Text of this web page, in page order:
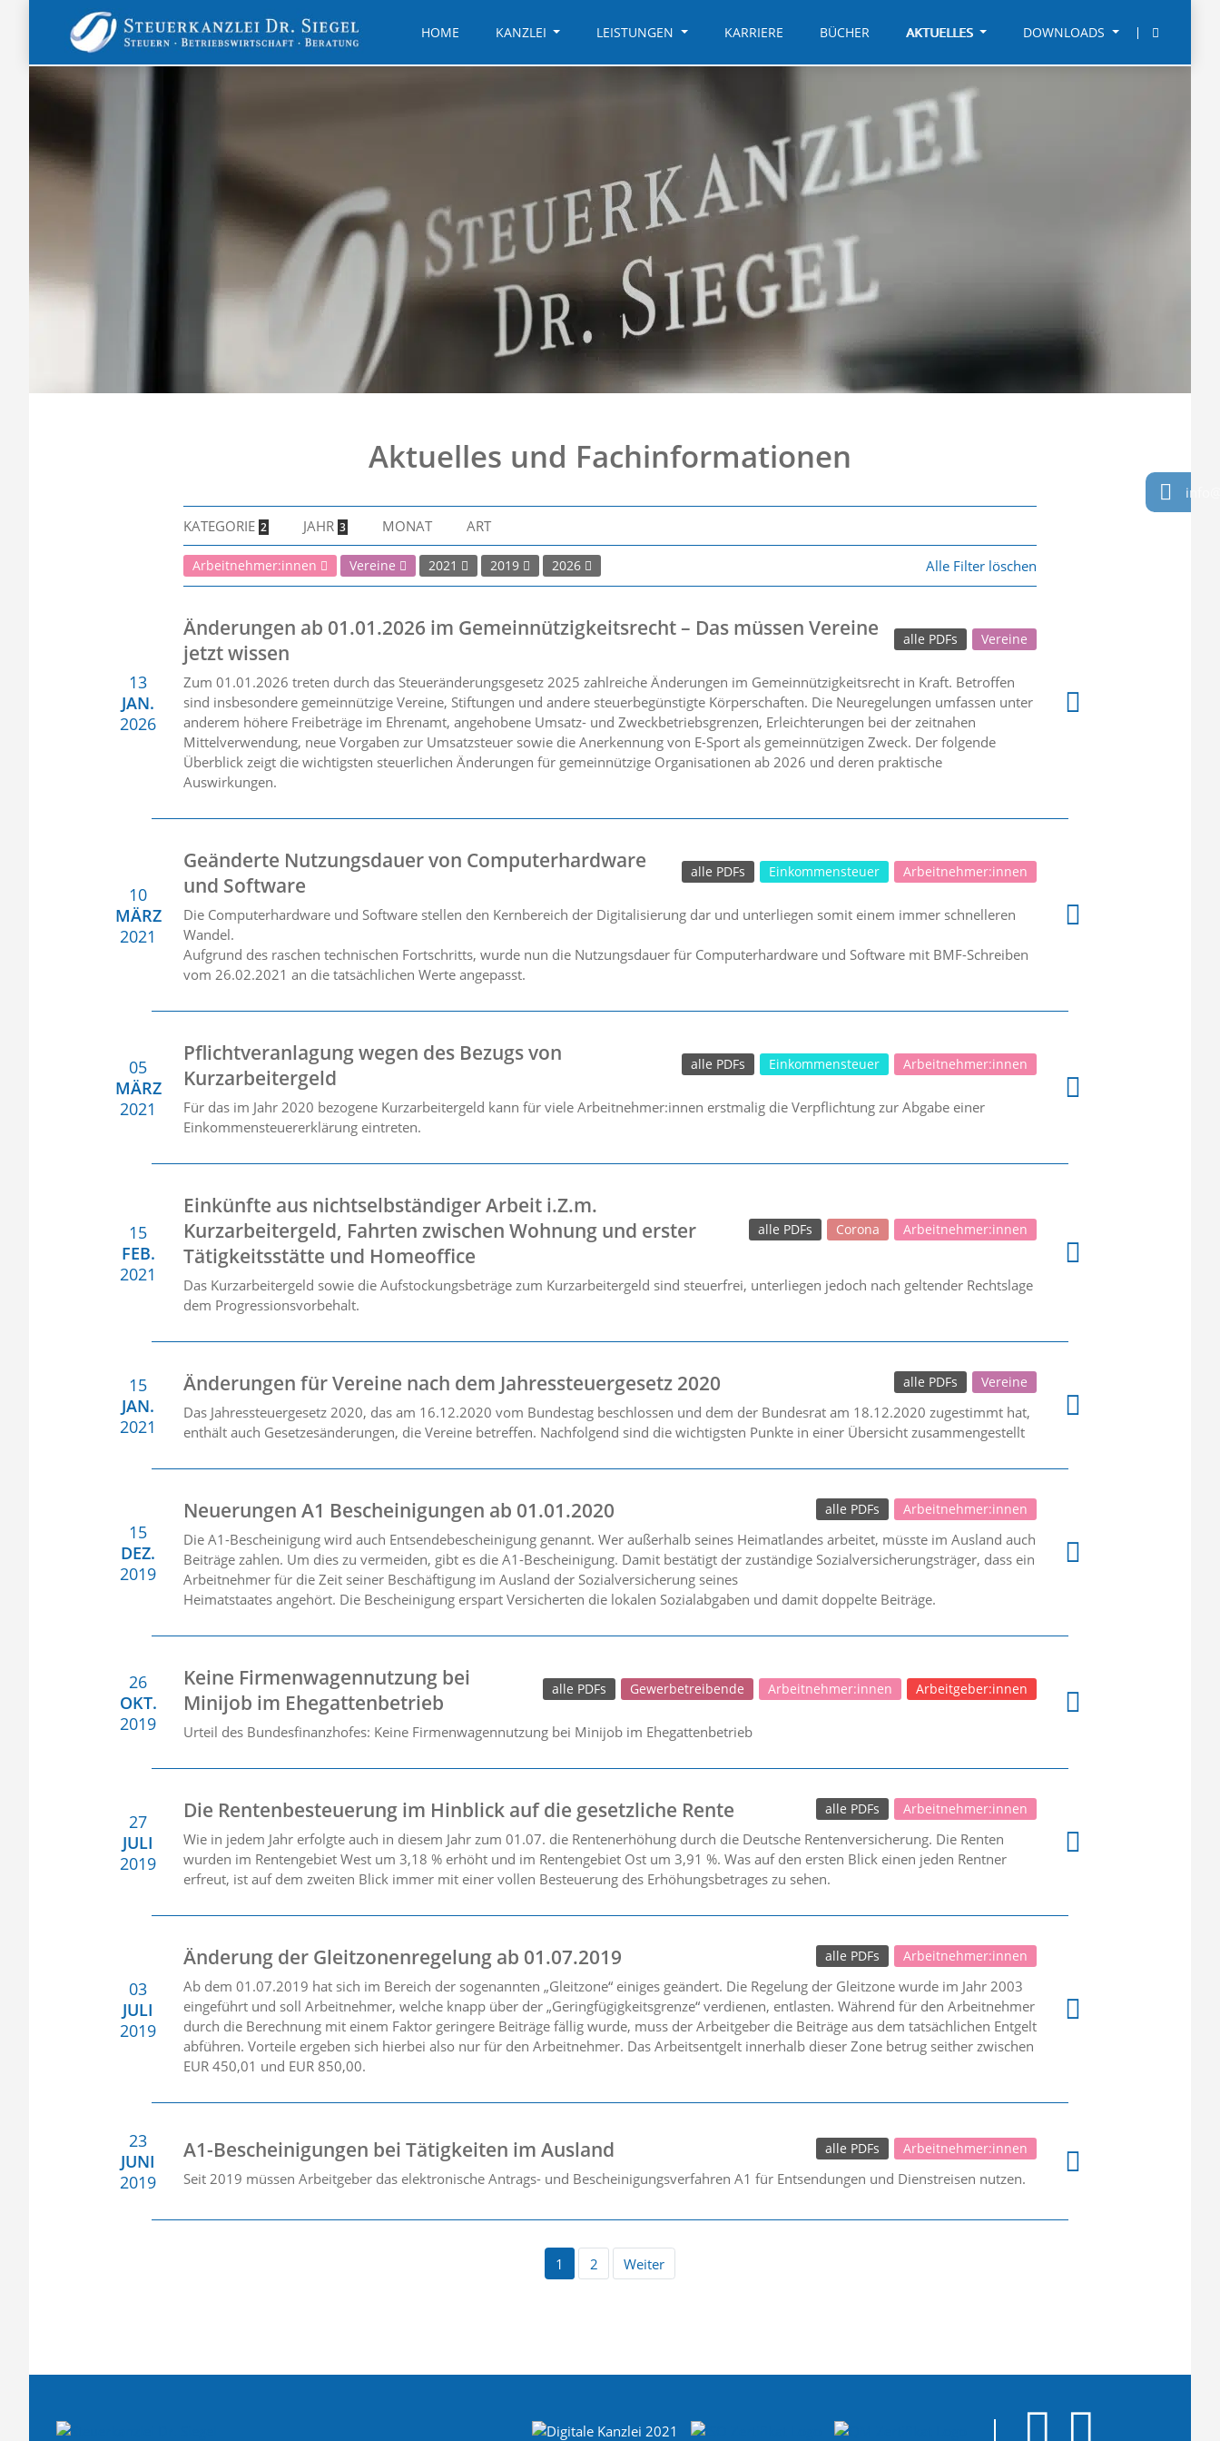
HOME KANZLEI LEISTUNGEN KARRIERE BÜCHER AKTUELLES DOWNLOADS
Aktuelles und Fachinformationen
KATEGORIE 2 JAHR 3 MONAT ART
Arbeitnehmer:innen Vereine 2021 2019 2026 Alle Filter löschen
13
JAN.
2026
Änderungen ab 01.01.2026 im Gemeinnützigkeitsrecht – Das müssen Vereine
jetzt wissen
Vereine
alle PDFs
Zum 01.01.2026 treten durch das Steueränderungsgesetz 2025 zahlreiche Änderungen im Gemeinnützigkeitsrecht in Kraft. Betroffen
sind insbesondere gemeinnützige Vereine, Stiftungen und andere steuerbegünstigte Körperschaften. Die Neuregelungen umfassen unter
anderem höhere Freibeträge im Ehrenamt, angehobene Umsatz- und Zweckbetriebsgrenzen, Erleichterungen bei der zeitnahen
Mittelverwendung, neue Vorgaben zur Umsatzsteuer sowie die Anerkennung von E-Sport als gemeinnützigen Zweck. Der folgende
Überblick zeigt die wichtigsten steuerlichen Änderungen für gemeinnützige Organisationen ab 2026 und deren praktische
Auswirkungen.
10
MÄRZ
2021
Geänderte Nutzungsdauer von Computerhardware
und Software
Arbeitnehmer:innen
Einkommensteuer
alle PDFs
Die Computerhardware und Software stellen den Kernbereich der Digitalisierung dar und unterliegen somit einem immer schnelleren
Wandel.
Aufgrund des raschen technischen Fortschritts, wurde nun die Nutzungsdauer für Computerhardware und Software mit BMF-Schreiben
vom 26.02.2021 an die tatsächlichen Werte angepasst.
05
MÄRZ
2021
Pflichtveranlagung wegen des Bezugs von
Kurzarbeitergeld
Arbeitnehmer:innen
Einkommensteuer
alle PDFs
Für das im Jahr 2020 bezogene Kurzarbeitergeld kann für viele Arbeitnehmer:innen erstmalig die Verpflichtung zur Abgabe einer
Einkommensteuererklärung eintreten.
15
FEB.
2021
Einkünfte aus nichtselbständiger Arbeit i.Z.m.
Kurzarbeitergeld, Fahrten zwischen Wohnung und erster
Tätigkeitsstätte und Homeoffice
Arbeitnehmer:innen
Corona
alle PDFs
Das Kurzarbeitergeld sowie die Aufstockungsbeträge zum Kurzarbeitergeld sind steuerfrei, unterliegen jedoch nach geltender Rechtslage
dem Progressionsvorbehalt.
15
JAN.
2021
Änderungen für Vereine nach dem Jahressteuergesetz 2020 Vereine
alle PDFs
Das Jahressteuergesetz 2020, das am 16.12.2020 vom Bundestag beschlossen und dem der Bundesrat am 18.12.2020 zugestimmt hat,
enthält auch Gesetzesänderungen, die Vereine betreffen. Nachfolgend sind die wichtigsten Punkte in einer Übersicht zusammengestellt
15
DEZ.
2019
Neuerungen A1 Bescheinigungen ab 01.01.2020 Arbeitnehmer:innen
alle PDFs
Die A1-Bescheinigung wird auch Entsendebescheinigung genannt. Wer außerhalb seines Heimatlandes arbeitet, müsste im Ausland auch
Beiträge zahlen. Um dies zu vermeiden, gibt es die A1-Bescheinigung. Damit bestätigt der zuständige Sozialversicherungsträger, dass ein
Arbeitnehmer für die Zeit seiner Beschäftigung im Ausland der Sozialversicherung seines
Heimatstaates angehört. Die Bescheinigung erspart Versicherten die lokalen Sozialabgaben und damit doppelte Beiträge.
26
OKT.
2019
Keine Firmenwagennutzung bei
Minijob im Ehegattenbetrieb
Arbeitgeber:innen
Arbeitnehmer:innen
Gewerbetreibende
alle PDFs
Urteil des Bundesfinanzhofes: Keine Firmenwagennutzung bei Minijob im Ehegattenbetrieb
27
JULI
2019
Die Rentenbesteuerung im Hinblick auf die gesetzliche Rente Arbeitnehmer:innen
alle PDFs
Wie in jedem Jahr erfolgte auch in diesem Jahr zum 01.07. die Rentenerhöhung durch die Deutsche Rentenversicherung. Die Renten
wurden im Rentengebiet West um 3,18 % erhöht und im Rentengebiet Ost um 3,91 %. Was auf den ersten Blick einen jeden Rentner
erfreut, ist auf dem zweiten Blick immer mit einer vollen Besteuerung des Erhöhungsbetrages zu sehen.
03
JULI
2019
Änderung der Gleitzonenregelung ab 01.07.2019 Arbeitnehmer:innen
alle PDFs
Ab dem 01.07.2019 hat sich im Bereich der sogenannten „Gleitzone“ einiges geändert. Die Regelung der Gleitzone wurde im Jahr 2003
eingeführt und soll Arbeitnehmer, welche knapp über der „Geringfügigkeitsgrenze“ verdienen, entlasten. Während für den Arbeitnehmer
durch die Berechnung mit einem Faktor geringere Beiträge fällig wurde, muss der Arbeitgeber die Beiträge aus dem tatsächlichen Entgelt
abführen. Vorteile ergeben sich hierbei also nur für den Arbeitnehmer. Das Arbeitsentgelt innerhalb dieser Zone betrug seither zwischen
EUR 450,01 und EUR 850,00.
23
JUNI
2019
A1-Bescheinigungen bei Tätigkeiten im Ausland Arbeitnehmer:innen
alle PDFs
Seit 2019 müssen Arbeitgeber das elektronische Antrags- und Bescheinigungsverfahren A1 für Entsendungen und Dienstreisen nutzen.
1 2 Weiter